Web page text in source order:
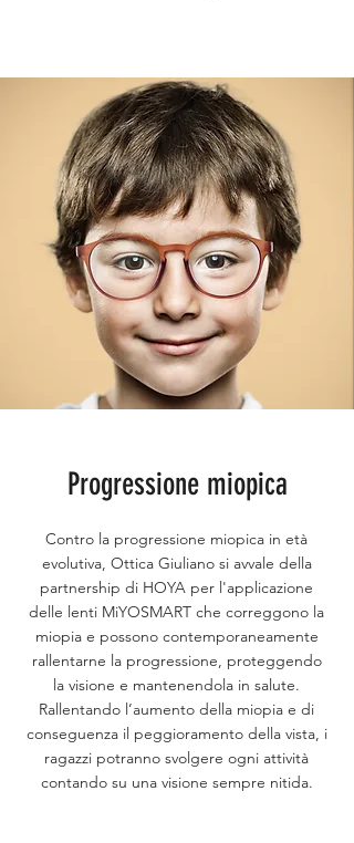
Progressione miopica
Contro la progressione miopica in età
evolutiva, Ottica Giuliano si avvale della
partnership di HOYA per l'applicazione
delle lenti MiYOSMART che correggono la
miopia e possono contemporaneamente
rallentarne la progressione, proteggendo
la visione e mantenendola in salute.
Rallentando l’aumento della miopia e di
conseguenza il peggioramento della vista, i
ragazzi potranno svolgere ogni attività
contando su una visione sempre nitida.